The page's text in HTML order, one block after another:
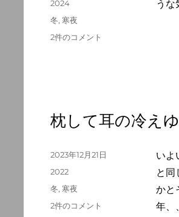
か
な
へ
うな
カ
テ
リ
2024
タ
グ
冬, 寒夜
寒
以
外
の
し
へ
の
2件のコメント
枕して耳の冷え
いよ
と同
かと
年、
投
2023年12月21日
カ
テ
ゴ
リ
2022
タ
グ
冬, 寒夜
枕
2件のコメント